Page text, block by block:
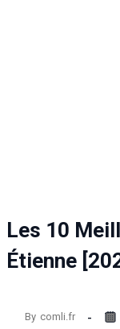
Les 10
Étienne
By comli.fr
de la façon
dont le site
Web est
utilisé.
Experience